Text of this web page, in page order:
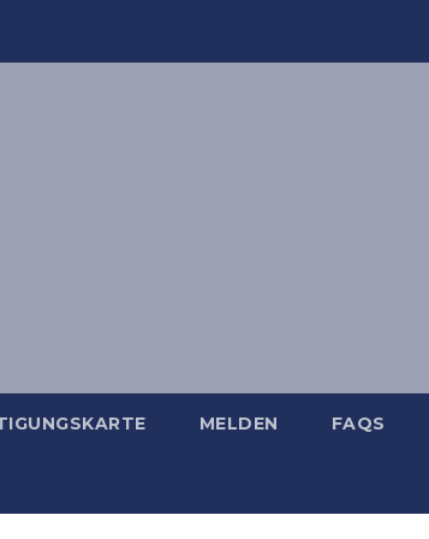
MELDEN FAQS